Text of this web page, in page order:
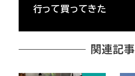
行って買ってきた
関連記事